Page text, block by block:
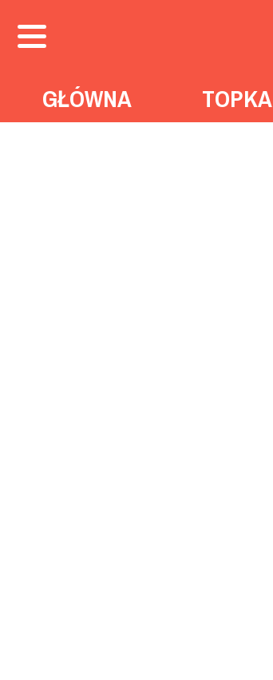
GŁÓWNA TOPKA